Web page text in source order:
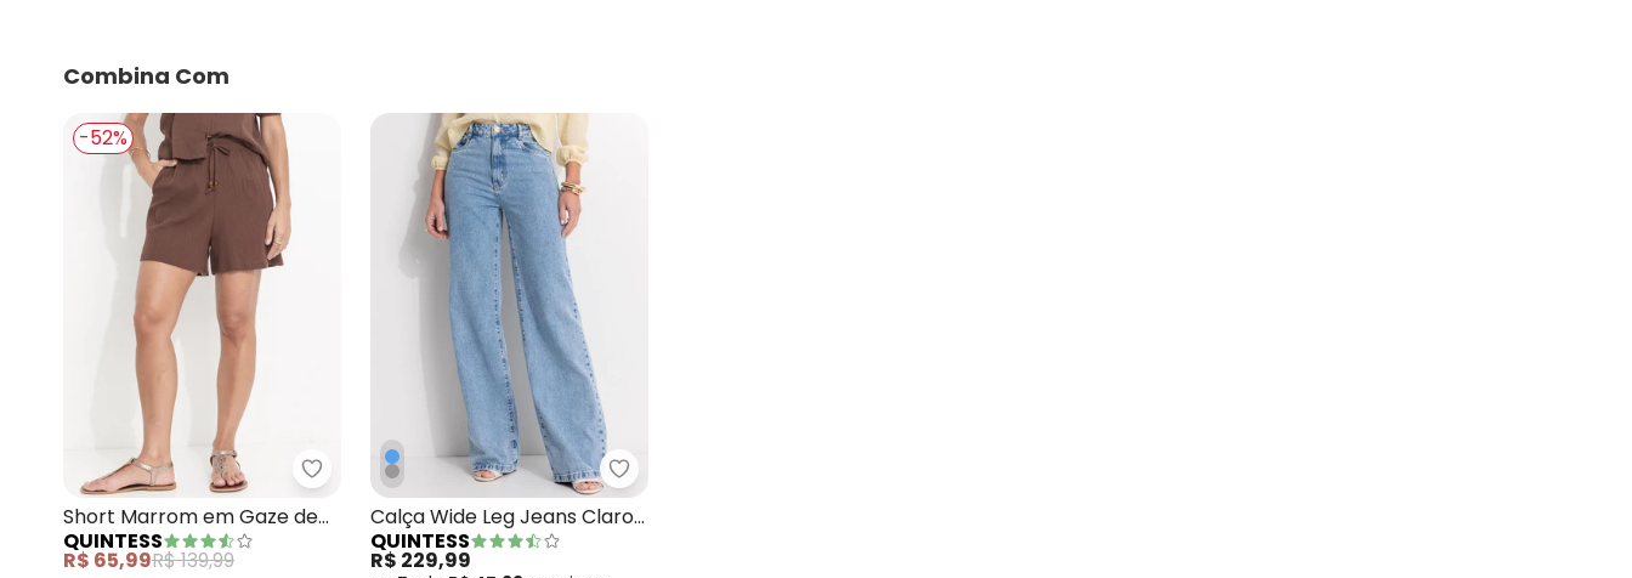
Combina Com
-52%
Quintess - Short Marrom em Gaze de Algodão
Short Marrom em Gaze de
Algodão
QUINTESS
R$ 65,99R$ 139,99
Quintess - Calça Wide Leg Jeans Claro em Jeans
Calça Wide Leg Jeans Claro
em Jeans
QUINTESS
R$ 229,99